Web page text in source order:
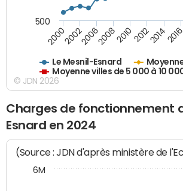
Le Mesnil-Esnard
Moyenne villes de 5 000 à 10
20002002200620082010201220142016
500
© JDN 2026
Charges de fonctionnement
Esnard en 2024
(Source : JDN d'après ministère de
6M